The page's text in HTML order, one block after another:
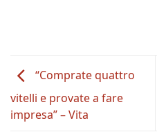
“Comprate quattro
vitelli e provate a fare
impresa” – Vita